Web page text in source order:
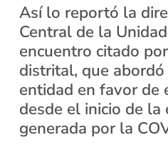
Así lo reportó la
Central de la
encuentro citado
distrital, que
entidad en favor de
desde el inicio de la
generada por la